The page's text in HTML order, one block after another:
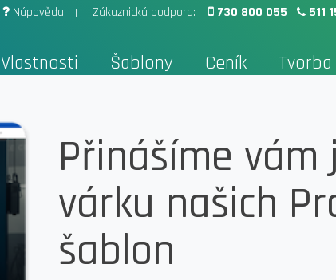
Vlastnosti Šablony Ceník
Nápověda Zákaznická podpora: 730 800 055 511
Přinášíme vám
várku našich
šablon